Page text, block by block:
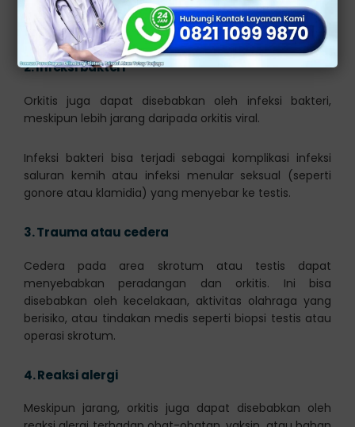
adalah yang paling umum terjadi, terutama pada
remaja dan pria muda yang belum divaksinasi.
2.Infeksi bakteri
Orkitis juga dapat disebabkan oleh infeksi bakteri,
meskipun lebih jarang daripada orkitis viral.
Infeksi bakteri bisa terjadi sebagai komplikasi infeksi
saluran kemih atau infeksi menular seksual (seperti
gonore atau klamidia) yang menyebar ke testis.
3.Trauma atau cedera
Cedera pada area skrotum atau testis dapat
menyebabkan peradangan dan orkitis. Ini bisa
disebabkan oleh kecelakaan, aktivitas olahraga yang
berisiko, atau tindakan medis seperti biopsi testis atau
operasi skrotum.
4.Reaksi alergi
Meskipun jarang, orkitis juga dapat disebabkan oleh